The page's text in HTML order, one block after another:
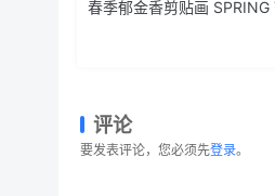
春季郁金香剪贴画 SPRING
评论
要发表评论，您必须先登录。